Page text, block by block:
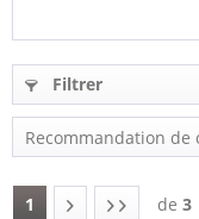
Filtrer
1 de 3